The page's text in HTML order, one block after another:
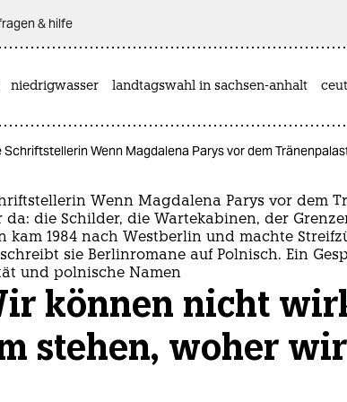
& hilfe
niedrigwasser landtagswahl in sachsen-anhalt
Schriftstellerin Wenn Magdalena Parys vor dem
Wenn Magdalena Parys vor dem
da: die Schilder, die Wartekabinen, der
kam 1984 nach Westberlin und machte
sie Berlinromane auf Polnisch. Ein
und polnische Namen
können nicht
stehen, woher